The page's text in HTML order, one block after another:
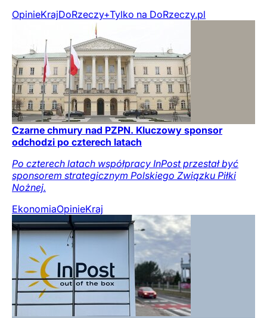
OpinieKrajDoRzeczy+Tylko na DoRzeczy.pl
Czarne chmury nad PZPN. Kluczowy sponsor
odchodzi po czterech latach
Po czterech latach współpracy InPost przestał być
sponsorem strategicznym Polskiego Związku Piłki
Nożnej.
EkonomiaOpinieKraj